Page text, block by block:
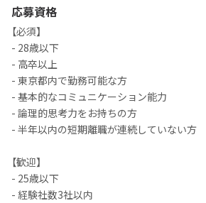
応募資格
【必須】
- 28歳以下
- 高卒以上
- 東京都内で勤務可能な方
- 基本的なコミュニケーション能力
- 論理的思考力をお持ちの方
- 半年以内の短期離職が連続していない方
【歓迎】
- 25歳以下
- 経験社数3社以内